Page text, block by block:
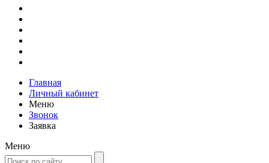
Главная
Личный кабинет
Меню
Звонок
Заявка
Меню